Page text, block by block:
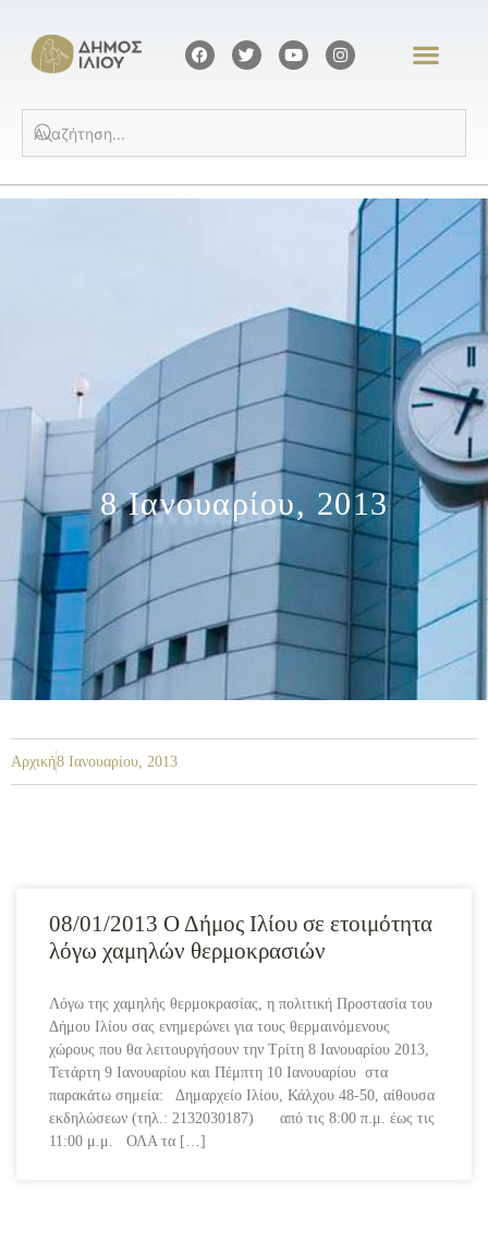
8 Ιανουαρίου, 2013
Αρχική8 Ιανουαρίου, 2013
08/01/2013 Ο Δήμος Ιλίου σε ετοιμότητα
λόγω χαμηλών θερμοκρασιών
Λόγω της χαμηλής θερμοκρασίας, η πολιτική Προστασία του
Δήμου Ιλίου σας ενημερώνει για τους θερμαινόμενους
χώρους που θα λειτουργήσουν την Τρίτη 8 Ιανουαρίου 2013,
Τετάρτη 9 Ιανουαρίου και Πέμπτη 10 Ιανουαρίου στα
παρακάτω σημεία: Δημαρχείο Ιλίου, Κάλχου 48-50, αίθουσα
εκδηλώσεων (τηλ.: 2132030187) από τις 8:00 π.μ. έως τις
11:00 μ.μ. ΟΛΑ τα […]